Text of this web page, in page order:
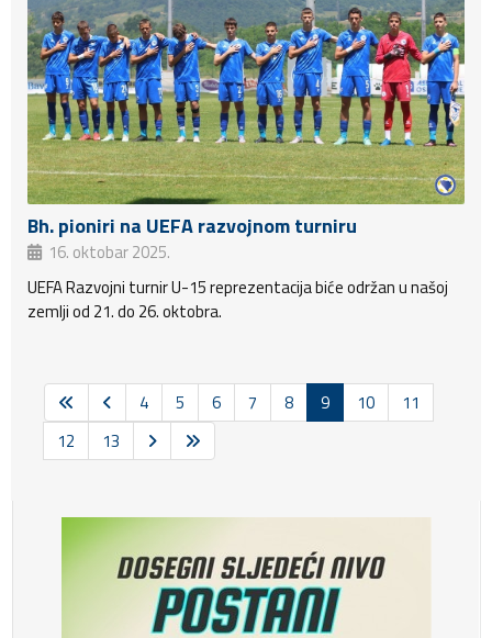
Bh. pioniri na UEFA razvojnom turniru
16. oktobar 2025.
UEFA Razvojni turnir U-15 reprezentacija biće održan u našoj
zemlji od 21. do 26. oktobra.
4 5 6 7 8 9 10
11
12
13